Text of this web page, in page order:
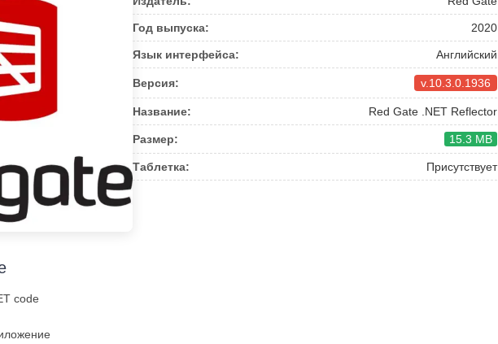
Год выпуска: 2020
Язык интерфейса: Английский
Версия: v.10.3.0.1936
Название: Red Gate .NET Reflector
Размер: 15.3 MB
Таблетка: Присутствует
code